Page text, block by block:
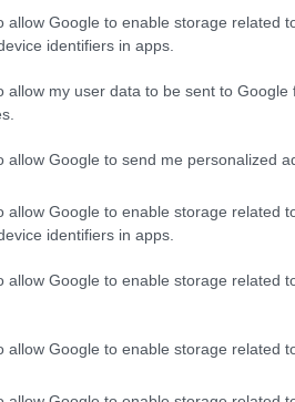
allow Google to enable storage related
identifiers in apps.
allow my user data to be sent to Google
allow Google to send me personalized
allow Google to enable storage related
identifiers in apps.
allow Google to enable storage related
allow Google to enable storage related
élőknek, több korosztálynak
rádióban, de hordozhat értéket
távol áll tőlünk.
kéne megvetnem, mert az
lenne. Abban viszont
őszinte. Akiknek az egyetlen
hogy mainstream előadó és
tele tömegek fejét, az nem okés.
hip-hop-formációk,
együttműködést terveztek a
rengetek jó zenész,
már most
tudjuk, milyen szempont
Merjük azt hinni, hogy egy
érezzük, hogy - bár
találunk. Sok elvi